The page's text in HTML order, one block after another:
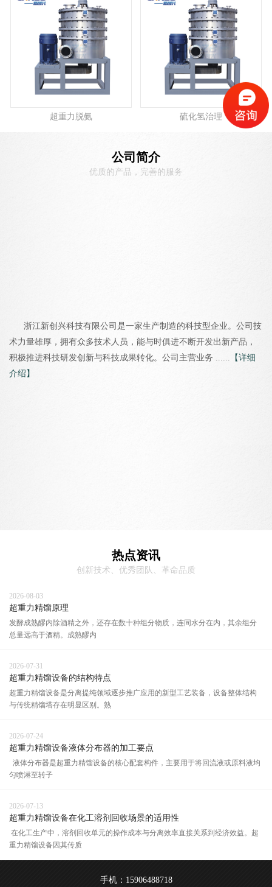
超重力脱氨 硫化氢治理
公司简介
优质的产品，完善的服务
浙江新创兴科技有限公司是一家生产制造的科技型企业。公司技
术力量雄厚，拥有众多技术人员，能与时俱进不断开发出新产品，
积极推进科技研发创新与科技成果转化。公司主营业务 ...... 【详细
介绍】
热点资讯
创新技术、优秀团队、革命品质
2026-08-03
超重力精馏原理
发酵成熟醪内除酒精之外，还存在数十种组分物质，连同水分在内，其余组分
总量远高于酒精。成熟醪内
2026-07-31
超重力精馏设备的结构特点
超重力精馏设备是分离提纯领域逐步推广应用的新型工艺装备，设备整体结构
与传统精馏塔存在明显区别。熟
2026-07-24
超重力精馏设备液体分布器的加工要点
液体分布器是超重力精馏设备的核心配套构件，主要用于将回流液或原料液均
匀喷淋至转子
2026-07-13
超重力精馏设备在化工溶剂回收场景的适用性
在化工生产中，溶剂回收单元的操作成本与分离效率直接关系到经济效益。超
重力精馏设备因其传质
手机：15906488718